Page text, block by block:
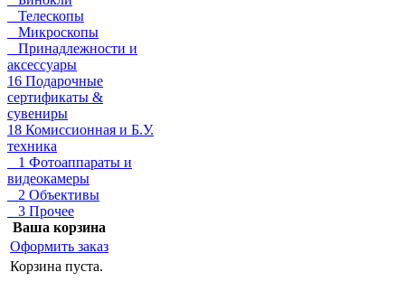
Телескопы
Микроскопы
Принадлежности и
аксессуары
16 Подарочные
сертификаты &
сувениры
18 Комиссионная и Б.У.
техника
1 Фотоаппараты и
видеокамеры
2 Объективы
3 Прочее
Ваша корзина
Оформить заказ
Корзина пуста.